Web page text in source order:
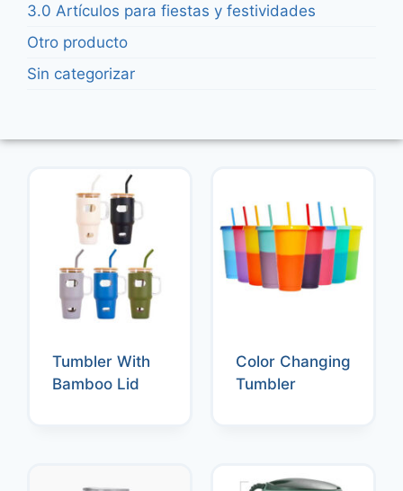
3.0 Artículos para fiestas y festividades
Otro producto
Sin categorizar
Tumbler With
Bamboo Lid
Color Changing
Tumbler